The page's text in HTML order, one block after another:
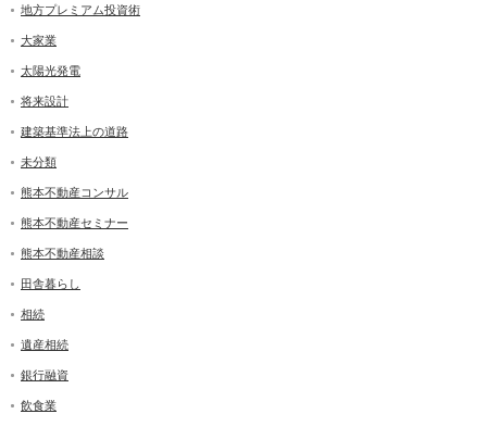
地方プレミアム投資術
大家業
太陽光発電
将来設計
建築基準法上の道路
未分類
熊本不動産コンサル
熊本不動産セミナー
熊本不動産相談
田舎暮らし
相続
遺産相続
銀行融資
飲食業